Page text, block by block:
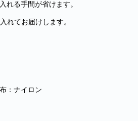
れる手間が省けます。
れてお届けします。
：ナイロン